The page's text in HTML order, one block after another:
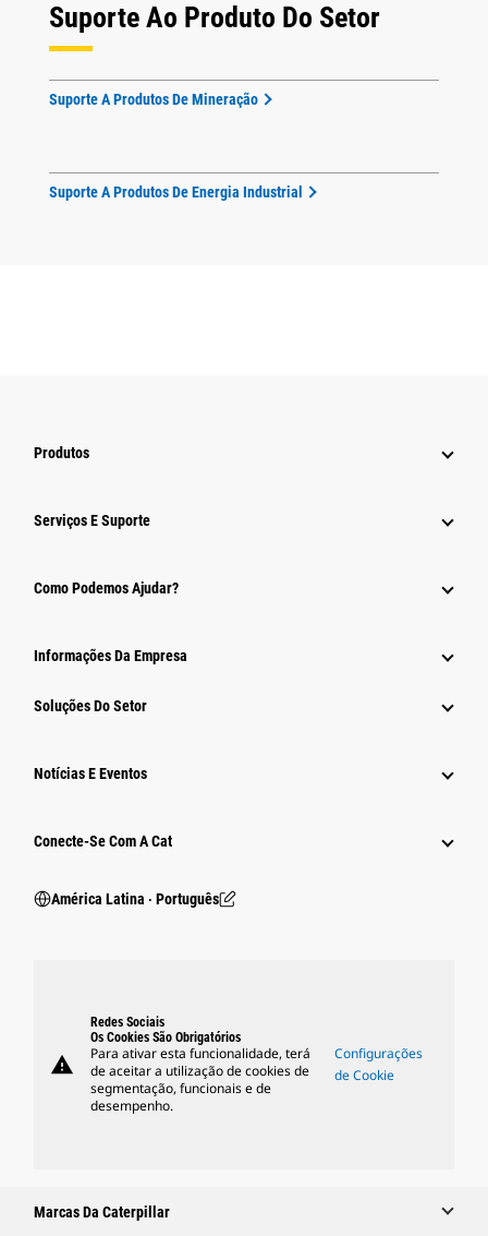
Suporte Ao Produto Do Setor
Suporte A Produtos De Mineração
Suporte A Produtos De Energia Industrial
Produtos
Serviços E Suporte
Como Podemos Ajudar?
Informações Da Empresa
Soluções Do Setor
Notícias E Eventos
Conecte-Se Com A Cat
América Latina ‧ Português
warning
Redes Sociais
Os Cookies São Obrigatórios
Para ativar esta funcionalidade, terá
de aceitar a utilização de cookies de
segmentação, funcionais e de
desempenho.
Configurações
de Cookie
Marcas Da Caterpillar